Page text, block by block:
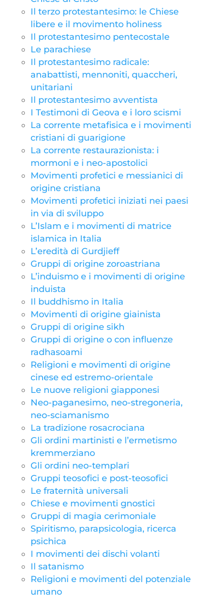
Il terzo protestantesimo: le Chiese
libere e il movimento holiness
Il protestantesimo pentecostale
Le parachiese
Il protestantesimo radicale:
anabattisti, mennoniti, quaccheri,
unitariani
Il protestantesimo avventista
I Testimoni di Geova e i loro scismi
La corrente metafisica e i movimenti
cristiani di guarigione
La corrente restaurazionista: i
mormoni e i neo-apostolici
Movimenti profetici e messianici di
origine cristiana
Movimenti profetici iniziati nei paesi
in via di sviluppo
L’Islam e i movimenti di matrice
islamica in Italia
L’eredità di Gurdjieff
Gruppi di origine zoroastriana
L’induismo e i movimenti di origine
induista
Il buddhismo in Italia
Movimenti di origine giainista
Gruppi di origine sikh
Gruppi di origine o con influenze
radhasoami
Religioni e movimenti di origine
cinese ed estremo-orientale
Le nuove religioni giapponesi
Neo-paganesimo, neo-stregoneria,
neo-sciamanismo
La tradizione rosacrociana
Gli ordini martinisti e l’ermetismo
kremmerziano
Gli ordini neo-templari
Gruppi teosofici e post-teosofici
Le fraternità universali
Chiese e movimenti gnostici
Gruppi di magia cerimoniale
Spiritismo, parapsicologia, ricerca
psichica
I movimenti dei dischi volanti
Il satanismo
Religioni e movimenti del potenziale
umano